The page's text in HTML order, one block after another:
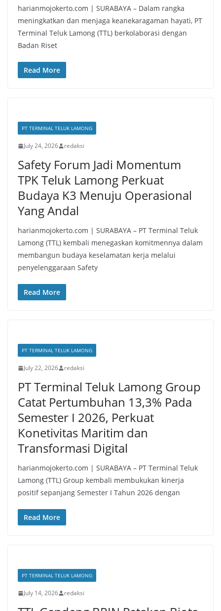
harianmojokerto.com | SURABAYA – Dalam rangka
meningkatkan dan menjaga keanekaragaman hayati, PT
Terminal Teluk Lamong (TTL) berkolaborasi dengan
Badan Riset
Read More
PT TERMINAL TELUK LAMONG
July 24, 2026 redaksi
Safety Forum Jadi Momentum
TPK Teluk Lamong Perkuat
Budaya K3 Menuju Operasional
Yang Andal
harianmojokerto.com | SURABAYA – PT Terminal Teluk
Lamong (TTL) kembali menegaskan komitmennya dalam
membangun budaya keselamatan kerja melalui
penyelenggaraan Safety
Read More
PT TERMINAL TELUK LAMONG
July 22, 2026 redaksi
PT Terminal Teluk Lamong Group
Catat Pertumbuhan 13,3% Pada
Semester I 2026, Perkuat
Konetivitas Maritim dan
Transformasi Digital
harianmojokerto.com | SURABAYA – PT Terminal Teluk
Lamong (TTL) Group kembali membukukan kinerja
positif sepanjang Semester I Tahun 2026 dengan
Read More
PT TERMINAL TELUK LAMONG
July 14, 2026 redaksi